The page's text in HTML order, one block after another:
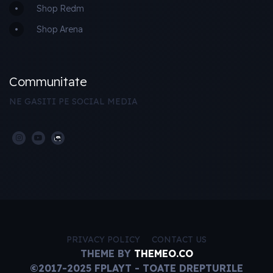
Shop Redm
Shop Arena
Communitate
NE GASITI PE SOCIAL MEDIA
PRIVACY POLICY CONTACT US
THEME BY THEMEO.CO
©2017-2025 FPLAYT - TOATE DREPTURILE